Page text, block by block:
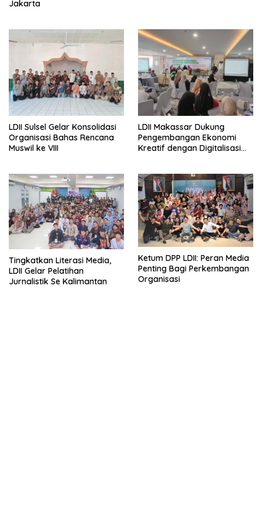
Jakarta
LDII Sulsel Gelar Konsolidasi
Organisasi Bahas Rencana
Muswil ke VIII
LDII Makassar Dukung
Pengembangan Ekonomi
Kreatif dengan Digitalisasi
Tingkatkan Literasi Media,
LDII Gelar Pelatihan
Jurnalistik Se Kalimantan
Ketum DPP LDII: Peran Media
Penting Bagi Perkembangan
Organisasi